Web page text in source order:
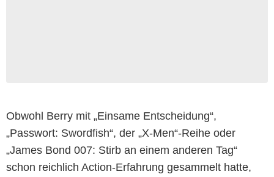
Obwohl Berry mit „Einsame Entscheidung“,
„Passwort: Swordfish“, der „X-Men“-Reihe oder
„James Bond 007: Stirb an einem anderen Tag“
schon reichlich Action-Erfahrung gesammelt hatte,